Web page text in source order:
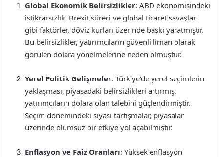
Global Ekonomik Belirsizlikler: ABD ekonomisindeki
istikrarsızlık, Brexit süreci ve global ticaret savaşları
gibi faktörler, döviz kurları üzerinde baskı yaratmıştır.
Bu belirsizlikler, yatırımcıların güvenli liman olarak
görülen dolara yönelmelerine neden olmuştur.
Yerel Politik Gelişmeler: Türkiye’de yerel seçimlerin
yaklaşması, piyasadaki belirsizlikleri artırmış,
yatırımcıların dolara olan talebini güçlendirmiştir.
Seçim dönemindeki siyasi tartışmalar, piyasalar
üzerinde olumsuz bir etkiye yol açabilmiştir.
Enflasyon ve Faiz Oranları: Yüksek enflasyon